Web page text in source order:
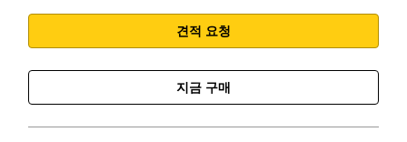
견적 요청
지금 구매